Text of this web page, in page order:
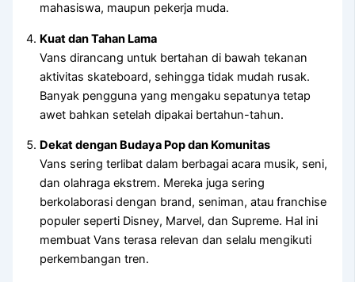
mahasiswa, maupun pekerja muda.
Kuat dan Tahan Lama
Vans dirancang untuk bertahan di bawah tekanan
aktivitas skateboard, sehingga tidak mudah rusak.
Banyak pengguna yang mengaku sepatunya tetap
awet bahkan setelah dipakai bertahun-tahun.
Dekat dengan Budaya Pop dan Komunitas
Vans sering terlibat dalam berbagai acara musik, seni,
dan olahraga ekstrem. Mereka juga sering
berkolaborasi dengan brand, seniman, atau franchise
populer seperti Disney, Marvel, dan Supreme. Hal ini
membuat Vans terasa relevan dan selalu mengikuti
perkembangan tren.